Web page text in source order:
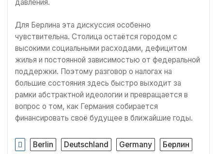
давления.
Для Берлина эта дискуссия особенно
чувствительна. Столица остаётся городом с
высокими социальными расходами, дефицитом
жилья и постоянной зависимостью от федеральной
поддержки. Поэтому разговор о налогах на
большие состояния здесь быстро выходит за
рамки абстрактной идеологии и превращается в
вопрос о том, как Германия собирается
финансировать своё будущее в ближайшие годы.
Berlin Deutschland Germany
Берлин